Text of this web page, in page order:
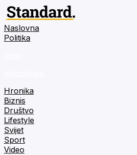
Naslovna
Politika
Hronika
Biznis
Društvo
Lifestyle
Svijet
Sport
Video